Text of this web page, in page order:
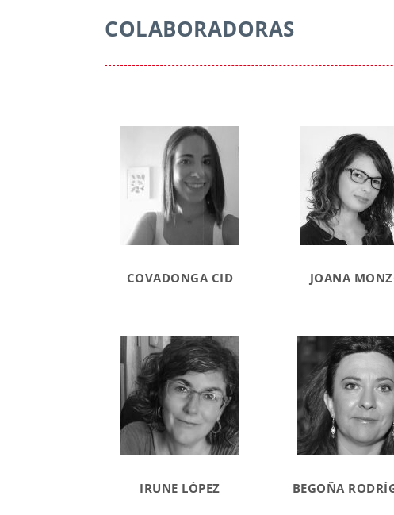
COLABORADORAS
COVADONGA CID JOANA
IRUNE LÓPEZ BEGOÑA